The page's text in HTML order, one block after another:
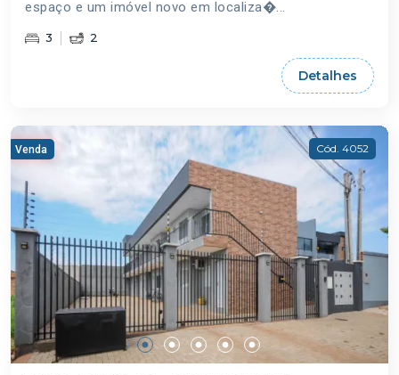
espaço e um imóvel novo em localiza�...
3 2
Detalhes
Venda Cód. 4052